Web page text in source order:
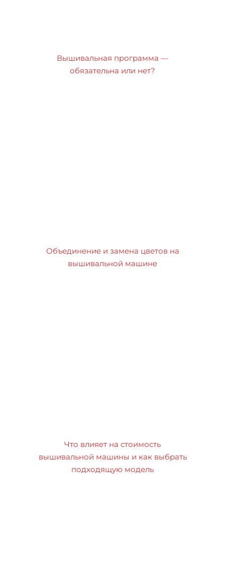
Вышивальная программа —
обязательна или нет?
Объединение и замена цветов на
вышивальной машине
Что влияет на стоимость
вышивальной машины и как выбрать
подходящую модель